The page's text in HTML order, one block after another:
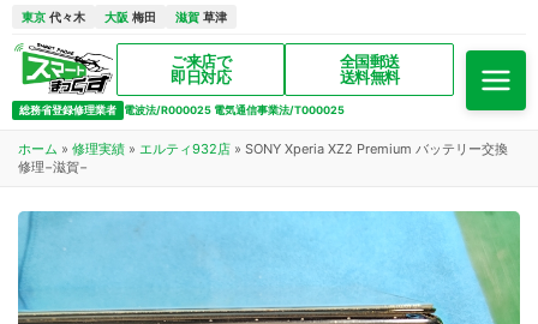
東京 代々木 大阪 梅田 滋賀 草津
ご来店で
即日対応
全国郵送
送料無料
総務省登録修理業者 電波法/R000025 電気通信事業法/T000025
ホーム » 修理実績 » エルティ932店 » SONY Xperia XZ2 Premium バッテリー交換
修理−滋賀−